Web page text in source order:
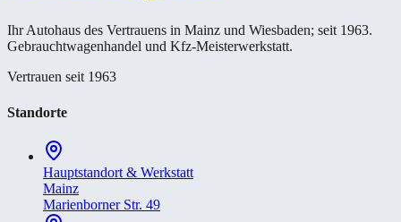
Ihr Autohaus des Vertrauens in Mainz und Wiesbaden; seit 1963.
Gebrauchtwagenhandel und Kfz-Meisterwerkstatt.
Vertrauen seit 1963
Standorte
Hauptstandort & Werkstatt
Mainz
Marienborner Str. 49